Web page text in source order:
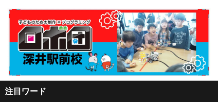
注目ワード